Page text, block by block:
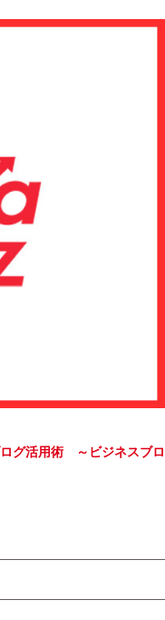
ログ活用術 ～ビジネスブロ